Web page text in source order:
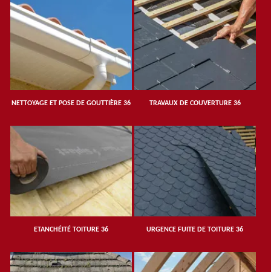
NETTOYAGE ET POSE DE GOUTTIÈRE 36 TRAVAUX DE COUVERTURE 36
ETANCHÉITÉ TOITURE 36 URGENCE FUITE DE TOITURE 36